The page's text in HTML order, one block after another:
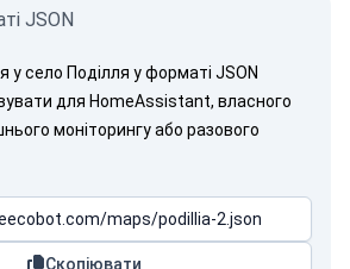
JSON
у село Поділля у форматі JSON
для HomeAssistant, власного
моніторингу або разового
Скопіювати